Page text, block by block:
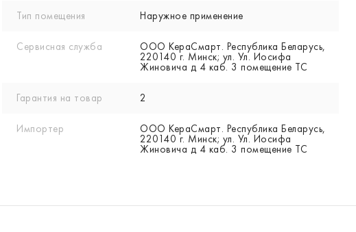
Тип помещения Наружное применение
Сервисная служба
ООО КераСмарт. Республика Беларусь,
220140 г. Минск; ул. Ул. Иосифа
Жиновича д 4 каб. 3 помещение ТС
Гарантия на товар 2
Импортер
ООО КераСмарт. Республика Беларусь,
220140 г. Минск; ул. Ул. Иосифа
Жиновича д 4 каб. 3 помещение ТС